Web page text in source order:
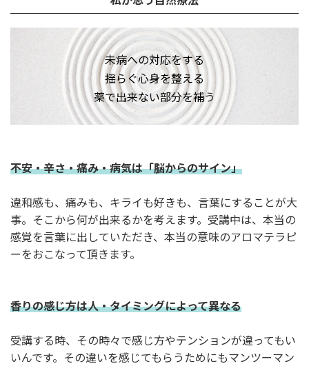
未病への対応をする
揺らぐ心身を整える
薬で出来ない部分を補う
不安・辛さ・痛み・病気は「脳からのサイン」
違和感も、痛みも、キライも好きも、言葉にすることが大
事。そこから何が出来るかを考えます。受講中は、本当の
感覚を言葉に出していただき、本当の意味のアロマテラピ
ーをおこなって頂きます。
香りの感じ方は人・タイミングによって異なる
受講する時、その時々で感じ方やテンションが違ってもい
いんです。その違いを感じてもらうためにもマンツーマン